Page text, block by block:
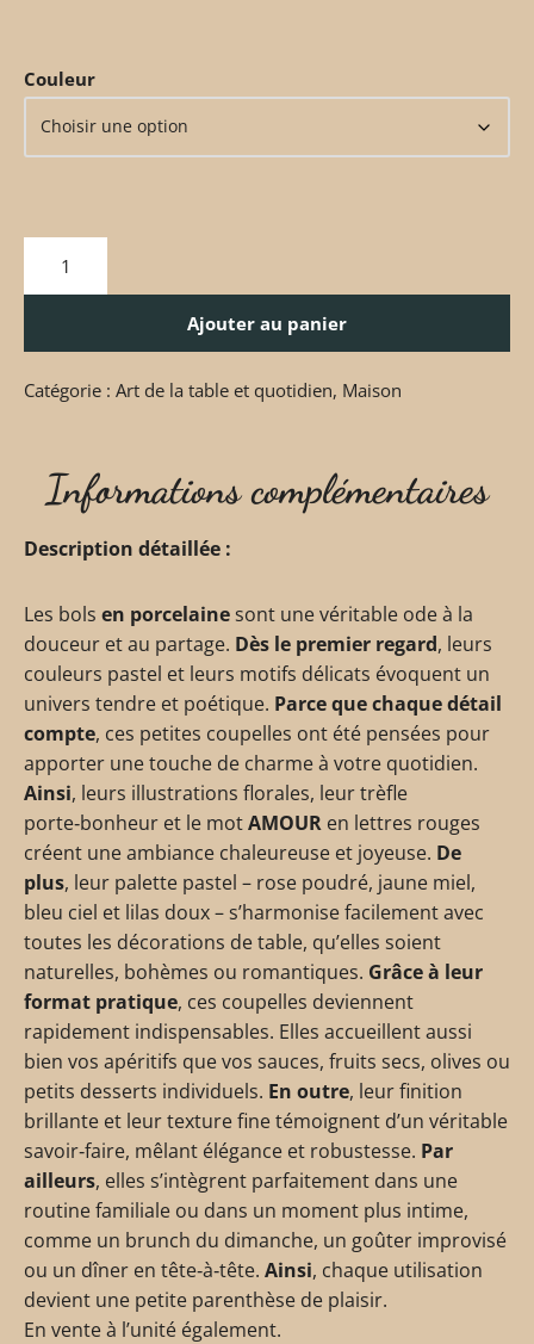
Couleur
Ajouter au panier
Catégorie : Art de la table et quotidien, Maison
Informations complémentaires
Description détaillée :
Les bols en porcelainesont une véritable ode à la
douceur et au partage. Dès le premier regard, leurs
couleurs pastel et leurs motifs délicats évoquent un
univers tendre et poétique. Parce que chaque détail
compte, ces petites coupelles ont été pensées pour
apporter une touche de charme à votre quotidien.
Ainsi, leurs illustrations florales, leur trèfle
porte‑bonheur et le motAMOUR en lettres rouges
créent une ambiance chaleureuse et joyeuse. De
plus, leur palette pastel – rose poudré, jaune miel,
bleu ciel et lilas doux – s’harmonise facilement avec
toutes les décorations de table, qu’elles soient
naturelles, bohèmes ou romantiques. Grâce à leur
format pratique, ces coupelles deviennent
rapidement indispensables. Elles accueillent aussi
bien vos apéritifs que vos sauces, fruits secs, olives ou
petits desserts individuels. En outre, leur finition
brillante et leur texture fine témoignent d’un véritable
savoir‑faire, mêlant élégance et robustesse. Par
ailleurs, elles s’intègrent parfaitement dans une
routine familiale ou dans un moment plus intime,
comme un brunch du dimanche, un goûter improvisé
ou un dîner en tête‑à‑tête. Ainsi, chaque utilisation
devient une petite parenthèse de plaisir.
En vente à l’unité également.